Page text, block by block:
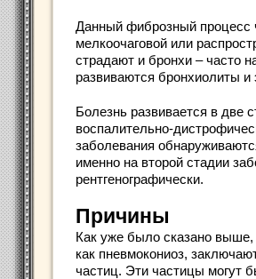
Данный фиброзный процесс
мелкоочаговой или
страдают и бронхи – часто
развиваются бронхиолиты и
Болезнь развивается в две
воспалительно-
заболевания
именно на второй стадии
рентгенографически.
Причины
Как уже было сказано выше,
как пневмокониоз,
частиц. Эти частицы могут